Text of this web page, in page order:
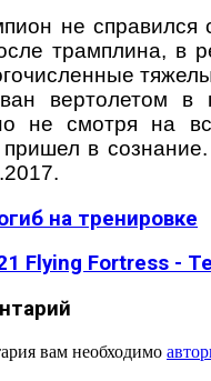
не справился
трамплина, в
вертолетом в
не смотря на
в сознание.
на тренировке
Flying Fortress -
вам необходимо